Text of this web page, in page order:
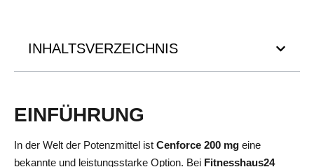
INHALTSVERZEICHNIS
EINFÜHRUNG
In der Welt der Potenzmittel ist Cenforce 200 mg eine
bekannte und leistungsstarke Option. Bei Fitnesshaus24